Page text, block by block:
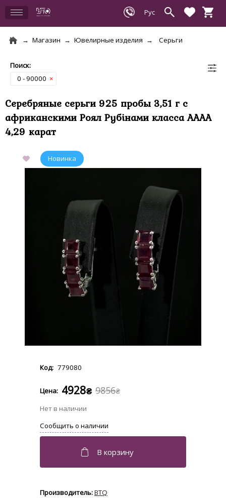
Магазин Ювелирные изделия Серьги
0 - 90000 ×
Серебряные серьги 925 пробы 3,51 г с
африканскими Роял Рубінами класса АААА
4,29 карат
779080
9856₴
4928₴
BTQ